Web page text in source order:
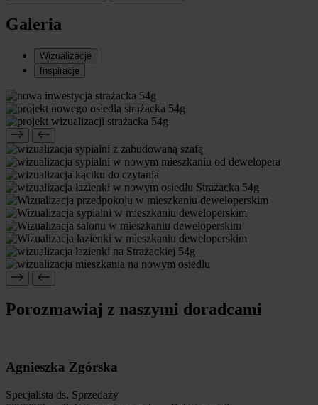
Galeria
Wizualizacje
Inspiracje
Porozmawiaj z naszymi doradcami
Agnieszka Zgórska
Specjalista ds. Sprzedaży